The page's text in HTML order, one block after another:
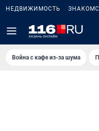
НЕДВИЖИМОСТЬ
Война с кафе из-за шума